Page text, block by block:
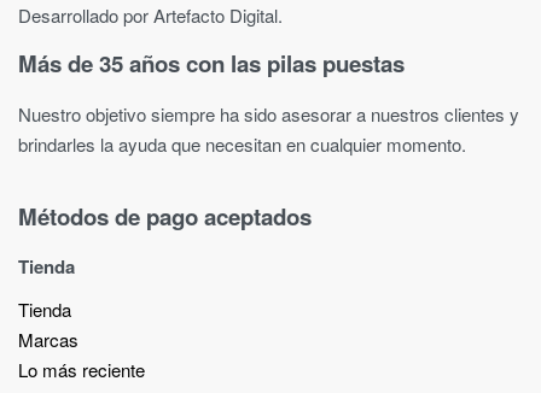
Desarrollado por Artefacto Digital.
Más de 35 años con las pilas puestas
Nuestro objetivo siempre ha sido asesorar a nuestros clientes y
brindarles la ayuda que necesitan en cualquier momento.
Métodos de pago aceptados
Tienda
Tienda
Marcas
Lo más reciente​